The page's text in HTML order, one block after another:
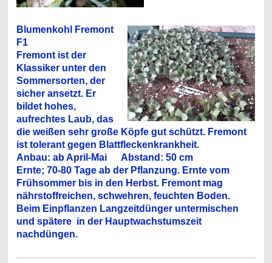
Blumenkohl Fremont
F1
Fremont ist der
Klassiker unter den
Sommersorten, der
sicher ansetzt. Er
bildet hohes,
aufrechtes Laub, das
die weißen sehr große Köpfe gut schützt. Fremont
ist tolerant gegen Blattfleckenkrankheit.
Anbau: ab April-Mai Abstand: 50 cm
Ernte; 70-80 Tage ab der Pflanzung. Ernte vom
Frühsommer bis in den Herbst. Fremont mag
nährstoffreichen, schwehren, feuchten Boden.
Beim Einpflanzen Langzeitdünger untermischen
und spätere in der Hauptwachstumszeit
nachdüngen.